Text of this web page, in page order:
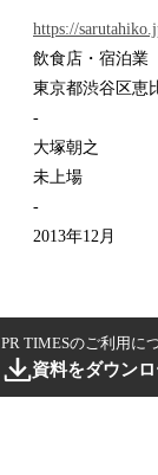
https://
飲食店・宿泊業
東京都渋谷区恵
-
大塚朝之
未上場
-
2013年12月
PR TIMESのご利用に
資料をダウン